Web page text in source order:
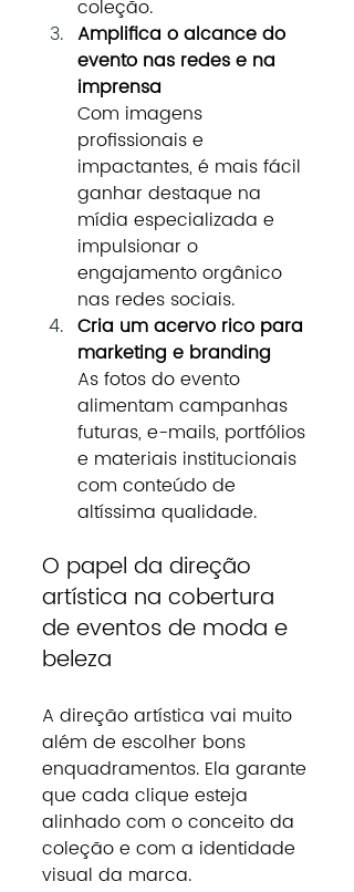
coleção.
Amplifica o alcance do
evento nas redes e na
imprensa
Com imagens
profissionais e
impactantes, é mais fácil
ganhar destaque na
mídia especializada e
impulsionar o
engajamento orgânico
nas redes sociais.
Cria um acervo rico para
marketing e branding
As fotos do evento
alimentam campanhas
futuras, e-mails, portfólios
e materiais institucionais
com conteúdo de
altíssima qualidade.
O papel da direção
artística na cobertura
de eventos de moda e
beleza
A direção artística vai muito
além de escolher bons
enquadramentos. Ela garante
que cada clique esteja
alinhado com o conceito da
coleção e com a identidade
visual da marca.